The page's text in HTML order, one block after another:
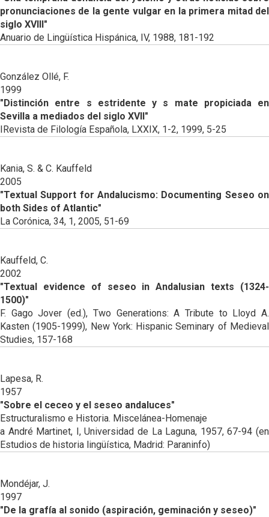
pronunciaciones de la gente vulgar en la primera mitad del
siglo XVIII"
Anuario de Lingüística Hispánica, IV, 1988, 181-192
González Ollé, F.
1999
"Distinción entre s estridente y s mate propiciada en
Sevilla a mediados del siglo XVII"
IRevista de Filología Española, LXXIX, 1-2, 1999, 5-25
Kania, S. & C. Kauffeld
2005
"Textual Support for Andalucismo: Documenting Seseo on
both Sides of Atlantic"
La Corónica, 34, 1, 2005, 51-69
Kauffeld, C.
2002
"Textual evidence of seseo in Andalusian texts (1324-
1500)"
F. Gago Jover (ed.), Two Generations: A Tribute to Lloyd A.
Kasten (1905-1999), New York: Hispanic Seminary of Medieval
Studies, 157-168
Lapesa, R.
1957
"Sobre el ceceo y el seseo andaluces"
Estructuralismo e Historia. Miscelánea-Homenaje
a André Martinet, I, Universidad de La Laguna, 1957, 67-94 (en
Estudios de historia lingüística, Madrid: Paraninfo)
Mondéjar, J.
1997
"De la grafía al sonido (aspiración, geminación y seseo)"